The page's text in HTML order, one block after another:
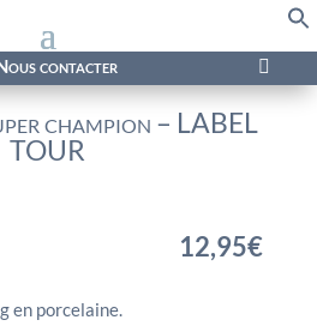
contacter 
champion – LABEL
TOUR
12,95€
en porcelaine.